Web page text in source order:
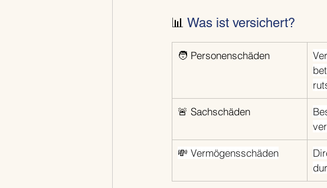
📊 Was ist versichert?
🧑 Personenschäden
🚨 Sachschäden
💸 Vermögensschäden